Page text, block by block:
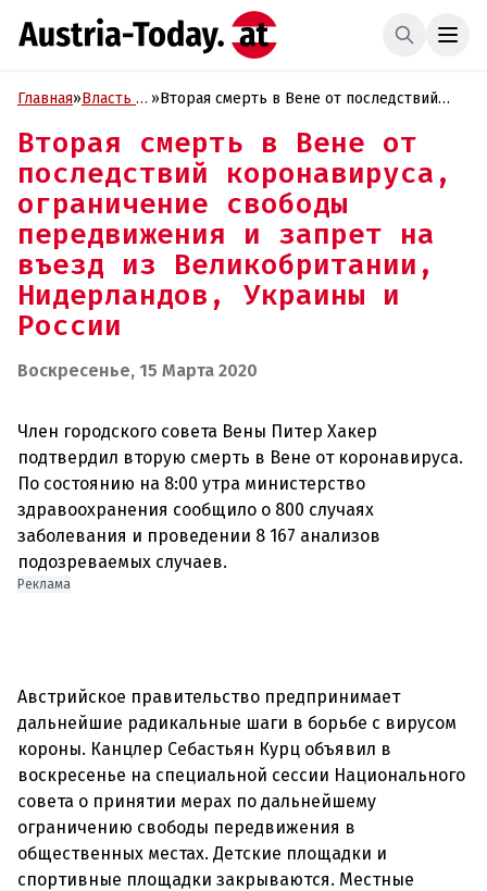
Главная»Власть и »Вторая смерть в Вене от последствий
передвижения и запрет на въезд из
Великобритании, Нидерландов, Украины и
Вторая смерть в Вене от
последствий коронавируса,
ограничение свободы
передвижения и запрет на
въезд из Великобритании,
Нидерландов, Украины и
России
Воскресенье, 15 Марта 2020
Член городского совета Вены Питер Хакер
подтвердил вторую смерть в Вене от коронавируса.
По состоянию на 8:00 утра министерство
здравоохранения сообщило о 800 случаях
заболевания и проведении 8 167 анализов
Реклама
Австрийское правительство предпринимает
дальнейшие радикальные шаги в борьбе с вирусом
короны. Канцлер Себастьян Курц объявил в
воскресенье на специальной сессии Национального
совета о принятии мерах по дальнейшему
ограничению свободы передвижения в
общественных местах. Детские площадки и
спортивные площадки закрываются. Местные